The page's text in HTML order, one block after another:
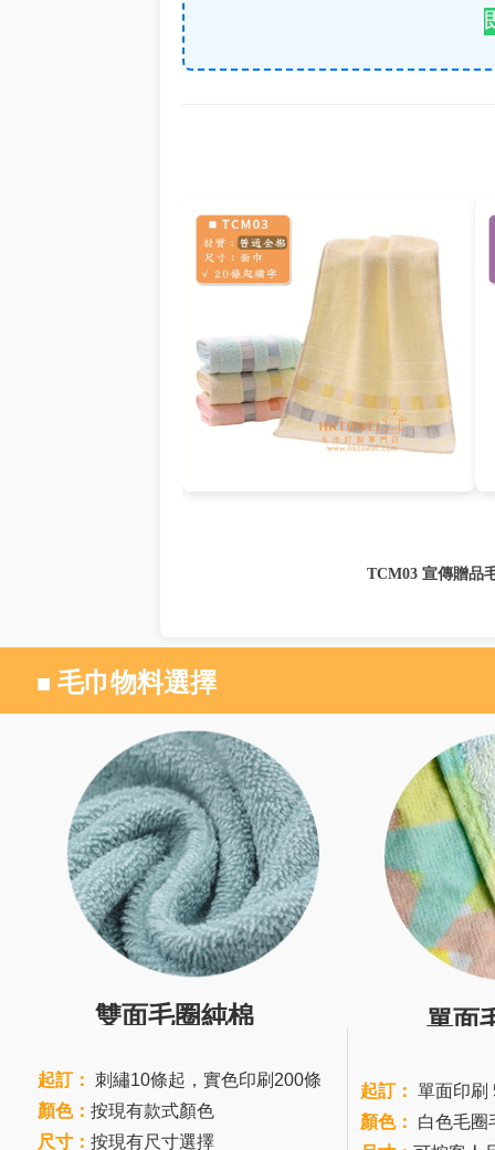
TCM03 宣傳贈品
■ 毛巾物料選擇
雙面毛圈純棉
起訂： 刺繡10條起，實色印刷200條
顏色： 按現有款式顏色
尺寸： 按現有尺寸選擇
單面
起訂： 單面印刷
顏色：
白色毛圈